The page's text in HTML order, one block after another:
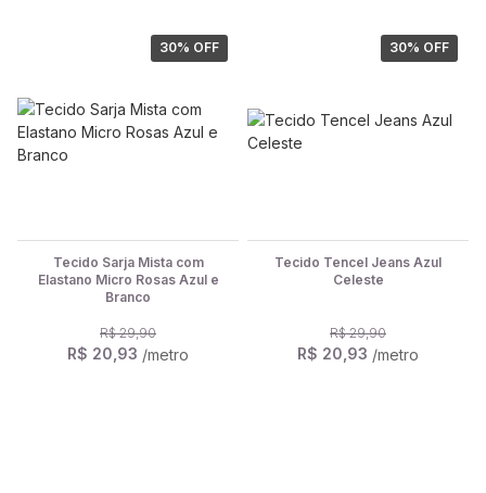
30% OFF
Tecido Sarja Mista com
Elastano Micro Rosas Azul e
Branco
R$ 29,90
R$ 20,93 /metro
30% OFF
Tecido Tencel Jeans Azul
Celeste
R$ 29,90
R$ 20,93 /metro